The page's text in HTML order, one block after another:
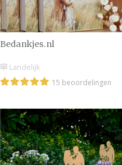
Bedankjes.nl
Landelijk
15 beoordelingen